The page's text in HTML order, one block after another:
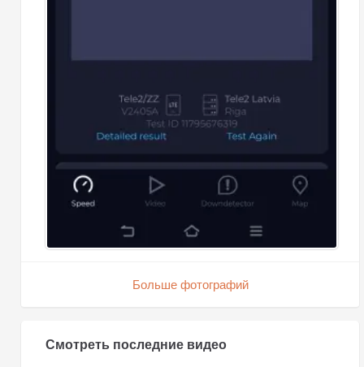
Больше фотографий
Смотреть последние видео